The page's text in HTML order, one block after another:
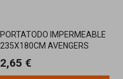
PORTATODO IMPERMEABLE
235X180CM AVENGERS
2,65 €